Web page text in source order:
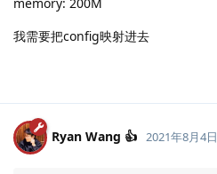
我需要把config映射进去
Ryan Wang 👍 2021年8月4日